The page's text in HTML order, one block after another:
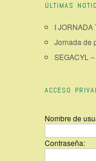
ÚLTIMAS
I JORNADA
Jornada de
SEGACYL
ACCESO
Nombre de
Contraseña: